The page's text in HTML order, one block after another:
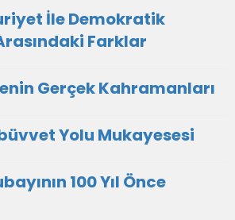
İle Demokratik
Farklar
Gerçek Kahramanları
Yolu Mukayesesi
100 Yıl Önce